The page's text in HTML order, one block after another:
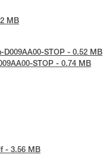
MB
STOP - 0.52 MB
STOP - 0.74 MB
- 3.56 MB